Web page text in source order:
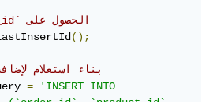
// ‫الحصول على `order_id` المولَّد
();
// بناء استعلام
=
'INSERT INTO